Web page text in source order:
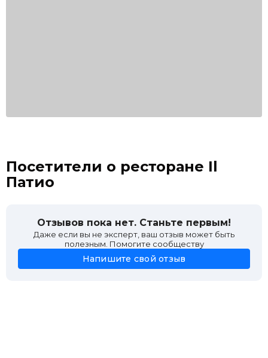
Посетители о ресторане Il
Патио
Отзывов пока нет. Станьте первым!
Даже если вы не эксперт, ваш отзыв может быть
полезным. Помогите сообществу
Напишите свой отзыв